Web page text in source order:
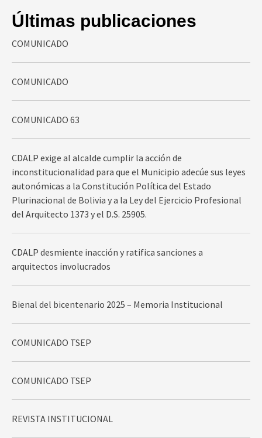
Últimas publicaciones
COMUNICADO
COMUNICADO
COMUNICADO 63
CDALP exige al alcalde cumplir la acción de
inconstitucionalidad para que el Municipio adecúe sus leyes
autonómicas a la Constitución Política del Estado
Plurinacional de Bolivia y a la Ley del Ejercicio Profesional
del Arquitecto 1373 y el D.S. 25905.
CDALP desmiente inacción y ratifica sanciones a
arquitectos involucrados
Bienal del bicentenario 2025 – Memoria Institucional
COMUNICADO TSEP
COMUNICADO TSEP
REVISTA INSTITUCIONAL